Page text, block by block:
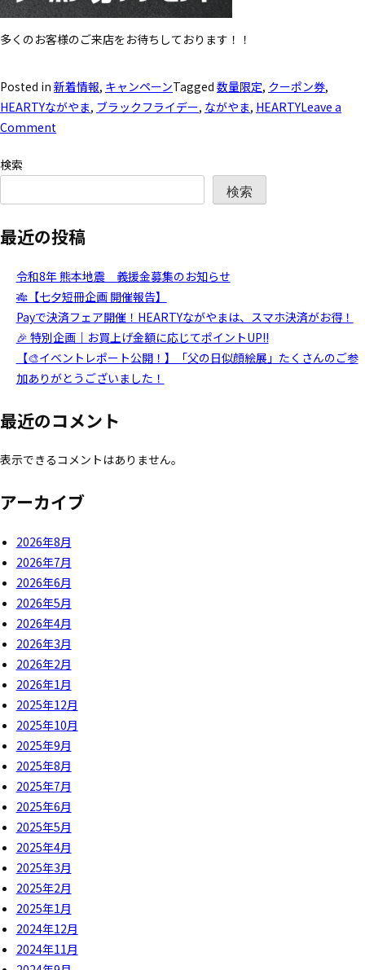
多くのお客様のご来店をお待ちしております！！
Posted in 新着情報, キャンペーンTagged 数量限定, クーポン券,
HEARTYながやま, ブラックフライデー, ながやま, HEARTYLeave a
Comment
検索
検索
最近の投稿
令和8年 熊本地震 義援金募集のお知らせ
🎋【七夕短冊企画 開催報告】
Payで決済フェア開催！HEARTYながやまは、スマホ決済がお得！
🎉 特別企画｜お買上げ金額に応じてポイントUP!!
【🎨イベントレポート公開！】「父の日似顔絵展」たくさんのご参
加ありがとうございました！
最近のコメント
表示できるコメントはありません。
アーカイブ
2026年8月
2026年7月
2026年6月
2026年5月
2026年4月
2026年3月
2026年2月
2026年1月
2025年12月
2025年10月
2025年9月
2025年8月
2025年7月
2025年6月
2025年5月
2025年4月
2025年3月
2025年2月
2025年1月
2024年12月
2024年11月